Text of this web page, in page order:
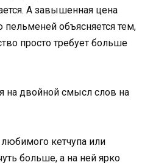
А завышенная цена
объясняется тем,
просто требует больше
на двойной смысл слов на
кетчупа или
больше, а на ней ярко